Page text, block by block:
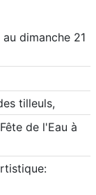
au dimanche 21
tilleuls,
de l'Eau à
: